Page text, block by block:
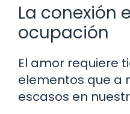
La conexión
ocupación
El amor requiere
elementos que a
escasos en